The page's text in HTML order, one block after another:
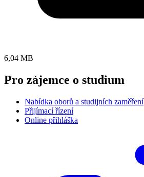
6,04 MB
Pro zájemce o studium
Nabídka oborů a studijních zaměření
Přijímací řízení
Online přihláška